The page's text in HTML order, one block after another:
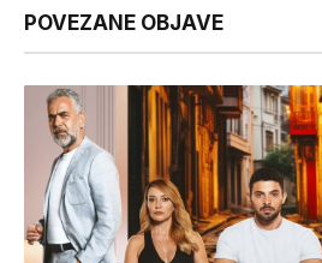
POVEZANE OBJAVE